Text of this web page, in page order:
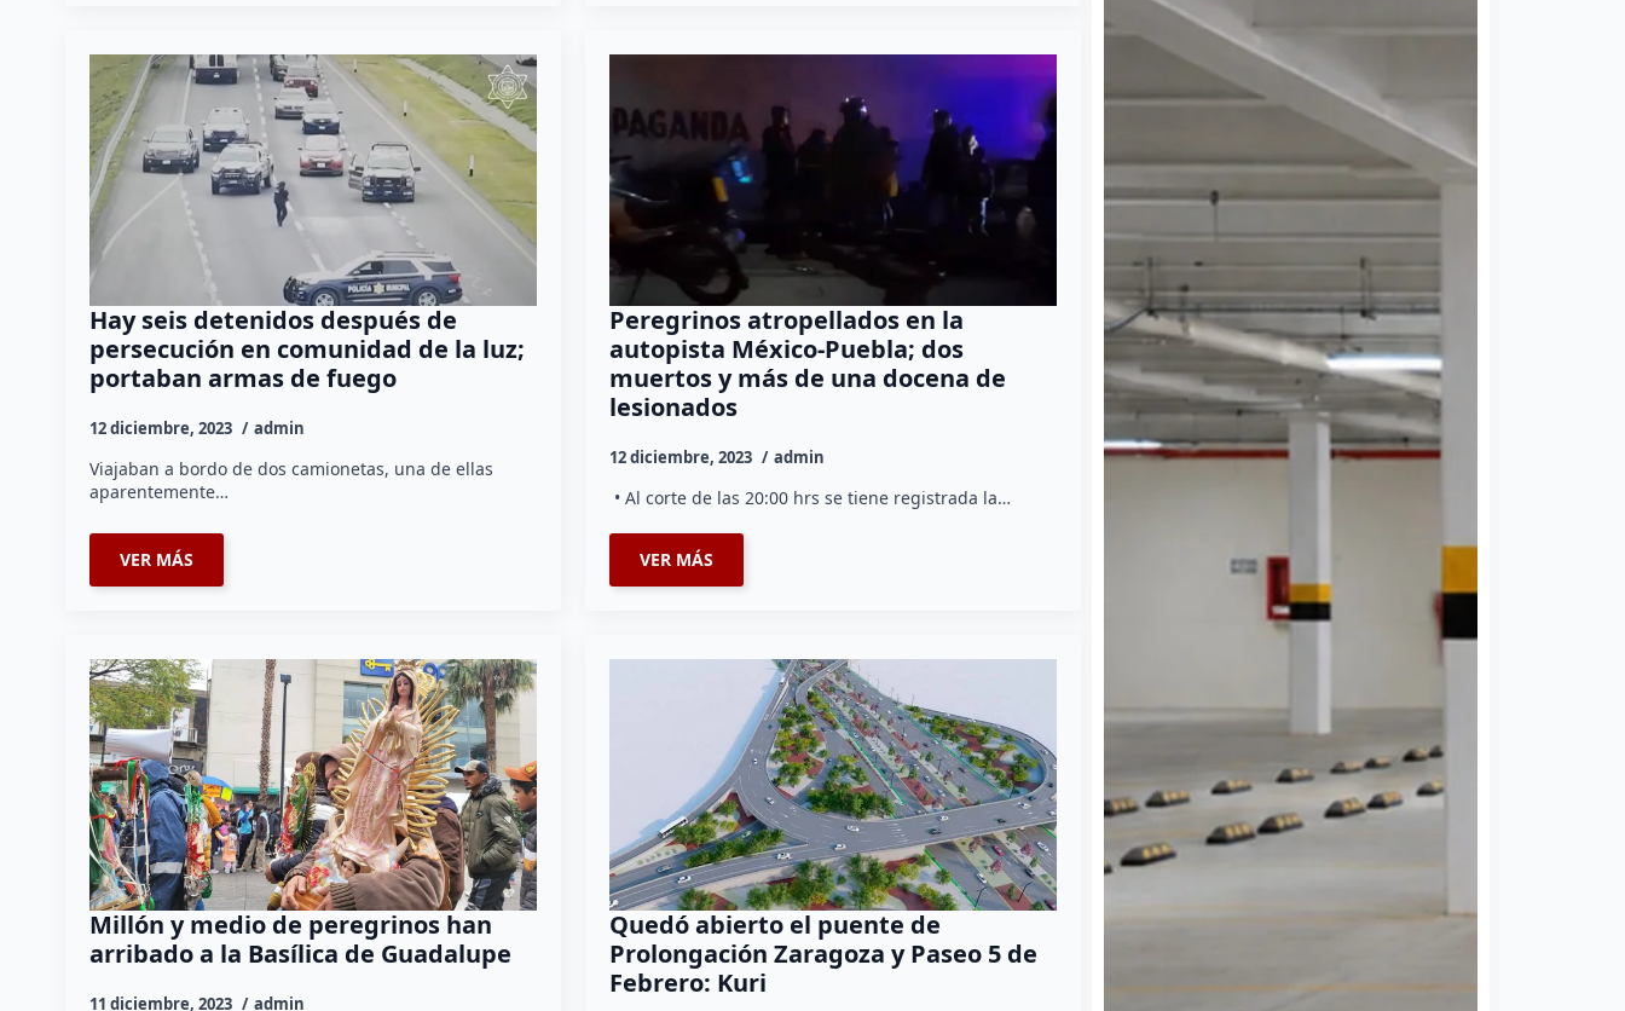
Hay seis detenidos después de
persecución en comunidad de la luz;
portaban armas de fuego
12 diciembre, 2023 admin
Viajaban a bordo de dos camionetas, una de ellas
aparentemente…
VER MÁS
Peregrinos atropellados en la
autopista México-Puebla; dos
muertos y más de una docena de
lesionados
12 diciembre, 2023 admin
• Al corte de las 20:00 hrs se tiene registrada la…
VER MÁS
Millón y medio de peregrinos han
arribado a la Basílica de Guadalupe
11 diciembre, 2023 admin
Quedó abierto el puente de
Prolongación Zaragoza y Paseo 5 de
Febrero: Kuri